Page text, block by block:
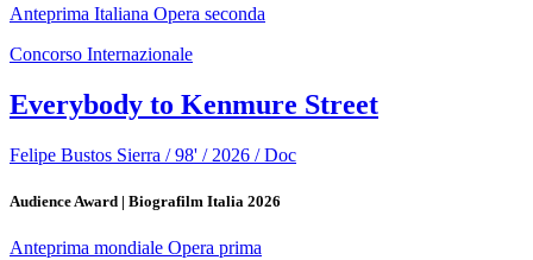
Anteprima Italiana Opera seconda
Concorso Internazionale
Everybody to Kenmure Street
Felipe Bustos Sierra / 98' / 2026 / Doc
Audience Award | Biografilm Italia 2026
Anteprima mondiale Opera prima